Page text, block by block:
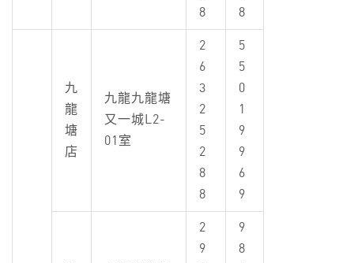
8
8
九
龍
塘
店
九龍九龍塘
又一城L2-
01室
2
6
3
2
5
2
8
8
5
5
0
1
9
9
6
9
2
9
9
8